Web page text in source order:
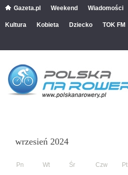
Gazeta.pl Weekend Wiadomości
Kultura Kobieta Dziecko TOK FM
wrzesień 2024
Pn Wt Śr Czw Pt